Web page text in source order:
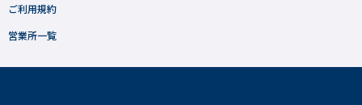
ご利用規約
営業所一覧